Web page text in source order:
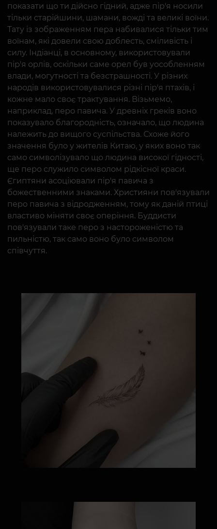
показати що ти дійсно гідний, адже пір'я носили
тільки старійшини, шамани, вожді та великі воїни.
Тату із зображенням пера набивалися тільки тим
воїнам, які довели свою доблесть, сміливість і
силу. Індіанці, в основному, використовували
пір'я орлів, оскільки саме орел був уособленням
влади, могутності та безстрашності. У різних
народів використовувалися різні пір'я птахів, і
кожне мало своє трактування. Візьмемо,
наприклад, перо павича. У древніх греків воно
показувало благородність, означало, що людина
належить до вищого суспільства. Схоже його
значення було у жителів Китаю, у яких воно так
само символізувало що людина високої гідності,
ще перо служило символом рідкісної краси.
Єгиптяни асоціювали пір'я павича з
божественними знаками. Християни пов'язували
перо павича з відродженням, тому як даній птиці
властиво міняти своє оперіння. Буддисти
пов'язували таке перо з настороженістю та
пильністю, так само воно було символом
співчуття.